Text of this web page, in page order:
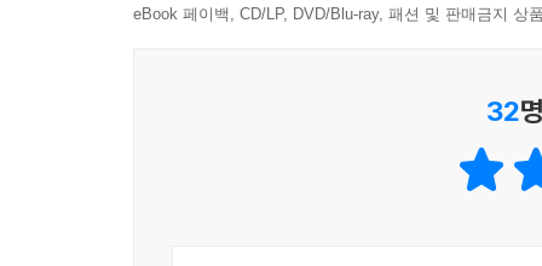
언제나 아이들을 향해 격려와 용기의 메시지를 전
모든 답을 알지 못해도 괜찮고 포기하지 않고 계
eBook 페이백, CD/LP, DVD/Blu-ray, 패션 및 판매금지 상
32